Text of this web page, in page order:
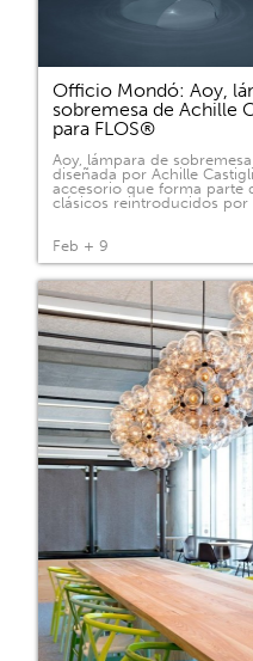
Officio Mondó: Aoy,
sobremesa de Achille
para FLOS®
Aoy, lámpara de
diseñada por Achille
accesorio que forma parte
clásicos reintroducidos por
Feb + 9